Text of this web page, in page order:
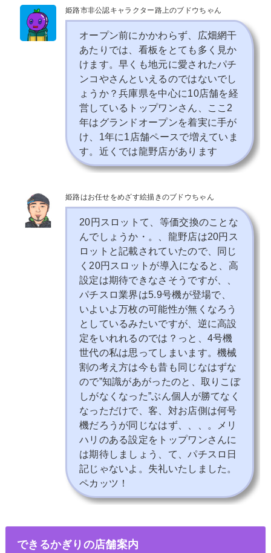
姫路市非公認キャラクター路上のブドウちゃん
オープン前にかかわらず、広畑網干
あたりでは、看板をとても多く見か
けます。早くも地元に愛されたパチ
ンコやさんといえるのではないでし
ょうか？兵庫県を中心に10店舗を経
営しているトップワンさん、ここ2
年はグランドオープンを着実に手が
け、1年に1店舗ペースで増えていま
す。近くでは龍野店があります
姫路はお任せをめざす絵描きのブドウちゃん
20円スロットて、等価交換のことな
んでしょうか・。、龍野店は20円ス
ロットと記載されていたので、同じ
く20円スロットが導入になると、高
設定は期待できなさそうですが、、
パチスロ業界は5.9号機が登場で、
いよいよ万枚の可能性が無くなろう
としているみたいですが、逆に高設
定をいれれるのでは？っと、4号機
世代の私は思ってしまいます。機械
割の考え方は今も昔も同じなはずな
ので”知識があがったのと、取りこぼ
しがなくなった”ぶん個人が勝てなく
なっただけで、客、対お店側は何号
機だろうが同じなはず、、、。メリ
ハリのある設定をトップワンさんに
は期待しましょう、て、パチスロ日
記じゃないよ。失礼いたしました。
ペカッツ！
できるかぎりの店舗案内